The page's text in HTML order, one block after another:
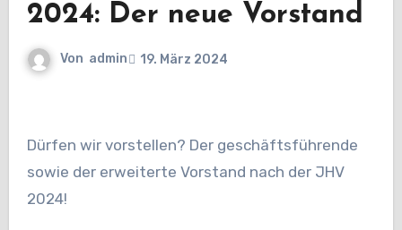
2024: Der neue Vorstand
Von admin 19. März 2024
Dürfen wir vorstellen? Der geschäftsführende
sowie der erweiterte Vorstand nach der JHV
2024!